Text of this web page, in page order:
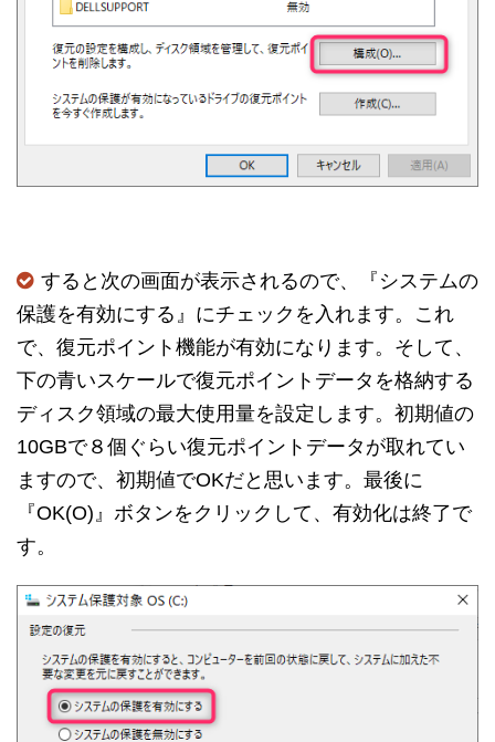
すると次の画面が表示されるので、『システムの
保護を有効にする』にチェックを入れます。これ
で、復元ポイント機能が有効になります。そして、
下の青いスケールで復元ポイントデータを格納する
ディスク領域の最大使用量を設定します。初期値の
10GBで８個ぐらい復元ポイントデータが取れてい
ますので、初期値でOKだと思います。最後に
『OK(O)』ボタンをクリックして、有効化は終了で
す。